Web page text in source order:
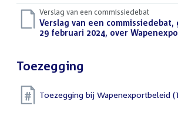
Verslag van een commissiedebat
Download
bestand:
Verslag van een
29 februari 2024, over
Toezegging
Toezegging bij Wapenexportbeleid